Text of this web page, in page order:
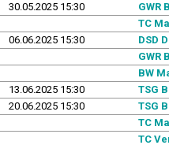
30.05.2025 15:30
GWR
TC
06.06.2025 15:30
DSD
GWR
BW
13.06.2025 15:30
TSG
20.06.2025 15:30
TSG
TC
TC